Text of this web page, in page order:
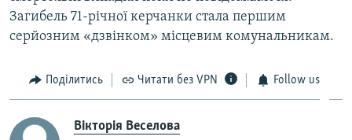
Загибель 71-річної керчанки стала першим
серйозним «дзвінком» місцевим комунальникам.
Поділитись Читати без VPN Follow us
Вікторія Веселова